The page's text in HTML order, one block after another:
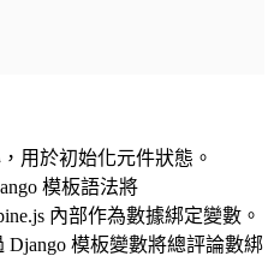
用於初始化元件狀態。
模板語法將
內部作為數據綁定變數。
Django 模板變數將總評論數綁